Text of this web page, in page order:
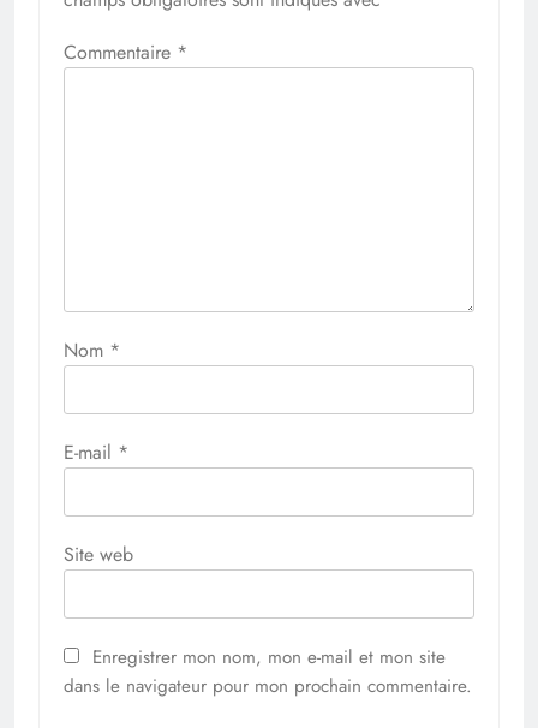
Commentaire *
Nom *
E-mail *
Site web
Enregistrer mon nom, mon e-mail et mon site
dans le navigateur pour mon prochain commentaire.